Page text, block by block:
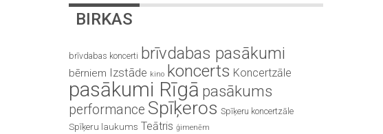
BIRKAS
brīvdabas koncerti brīvdabas pasākumi
bērniem Izstāde kino koncerts Koncertzāle
pasākumi Rīgā pasākums
performance Spīķeros Spīķeru koncertzāle
Spīķeru laukums Teātris ģimenēm